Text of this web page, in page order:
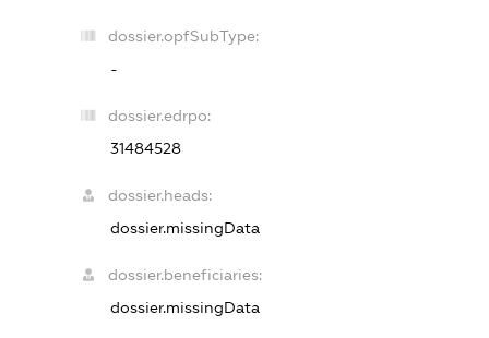
dossier.opfSubType:
-
dossier.edrpo:
31484528
dossier.heads:
dossier.missingData
dossier.beneficiaries:
dossier.missingData